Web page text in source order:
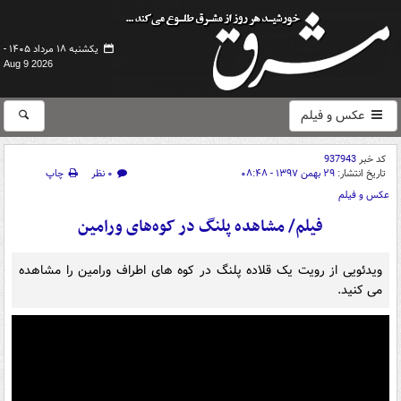
یکشنبه ۱۸ مرداد ۱۴۰۵ -
Aug 9 2026
عکس و فیلم
کد خبر937943
تاریخ انتشار: ۲۹ بهمن ۱۳۹۷ - ۰۸:۴۸ ۰ نظر
چاپ
عکس و فیلم
فیلم/ مشاهده پلنگ در کوه‌های ورامین
ویدئویی از رویت یک قلاده پلنگ در کوه های اطراف ورامین را مشاهده
می کنید.